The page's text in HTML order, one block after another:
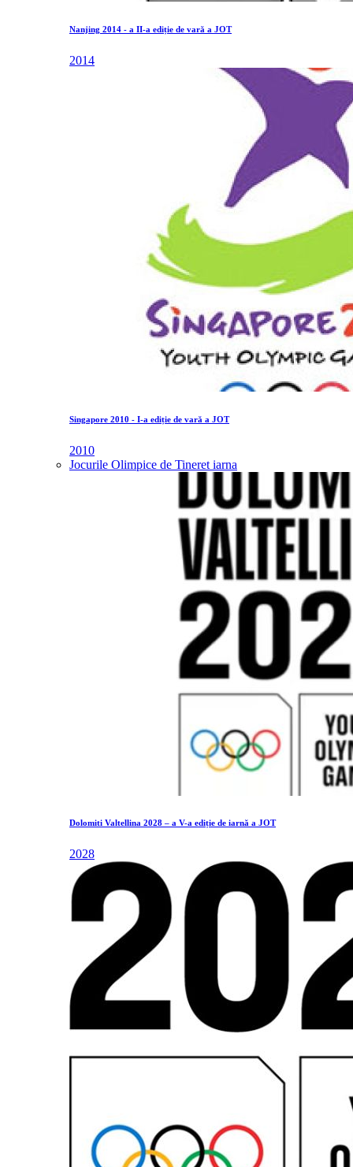
Nanjing 2014 - a II-a ediție de vară a JOT
2014
Singapore 2010 - I-a ediție de vară a JOT
2010
Jocurile Olimpice de Tineret iarna
Dolomiti Valtellina 2028 – a V-a ediție de iarnă a JOT
2028